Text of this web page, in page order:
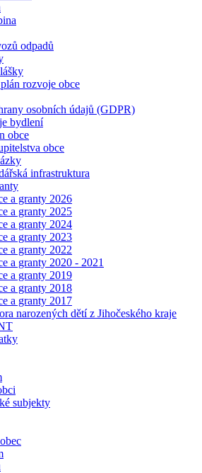
odpadů
rozvoje obce
osobních údajů (GDPR)
bydlení
obce
obce
infrastruktura
a granty 2026
a granty 2025
a granty 2024
a granty 2023
a granty 2022
a granty 2020 - 2021
a granty 2019
a granty 2018
a granty 2017
narozených dětí z Jihočeského kraje
subjekty